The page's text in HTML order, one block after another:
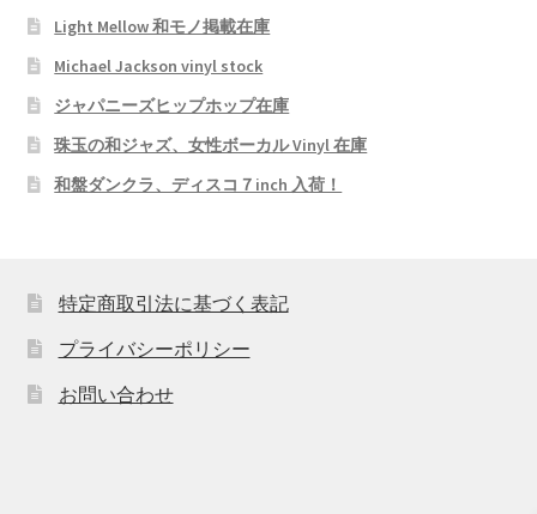
Light Mellow 和モノ掲載在庫
Michael Jackson vinyl stock
ジャパニーズヒップホップ在庫
珠玉の和ジャズ、女性ボーカル Vinyl 在庫
和盤ダンクラ、ディスコ７inch 入荷！
特定商取引法に基づく表記
プライバシーポリシー
お問い合わせ